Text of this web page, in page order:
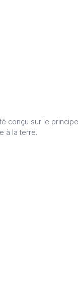
conçu sur le
à la terre.